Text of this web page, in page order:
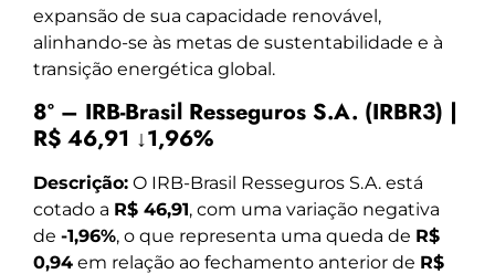
expansão de sua capacidade renovável,
alinhando-se às metas de sustentabilidade e à
transição energética global.
8º – IRB-Brasil Resseguros S.A. (IRBR3) |
R$ 46,91 ↓1,96%
Descrição: O IRB-Brasil Resseguros S.A. está
cotado a R$ 46,91, com uma variação negativa
de -1,96%, o que representa uma queda de R$
0,94 em relação ao fechamento anterior de R$